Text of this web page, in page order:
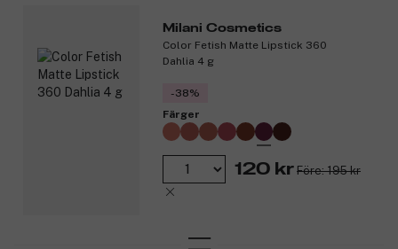
Milani Cosmetics
Color Fetish Matte Lipstick 360
Dahlia 4 g
-38%
Färger
120 kr Före: 195 kr